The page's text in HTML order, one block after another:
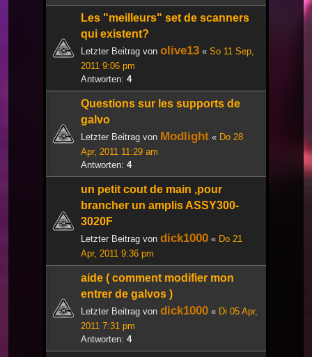
Les "meilleurs" set de scanners
qui existent?
Letzter Beitrag von olive13 « So 11 Sep,
2011 9:06 pm
Antworten: 4
Questions sur les supports de
galvo
Letzter Beitrag von Modlight « Do 28
Apr, 2011 11:29 am
Antworten: 4
un petit cout de main ,pour
brancher un amplis ASSY300-
3020F
Letzter Beitrag von dick1000 « Do 21
Apr, 2011 9:36 pm
aide ( comment modifier mon
entrer de galvos )
Letzter Beitrag von dick1000 « Di 05 Apr,
2011 7:31 pm
Antworten: 4